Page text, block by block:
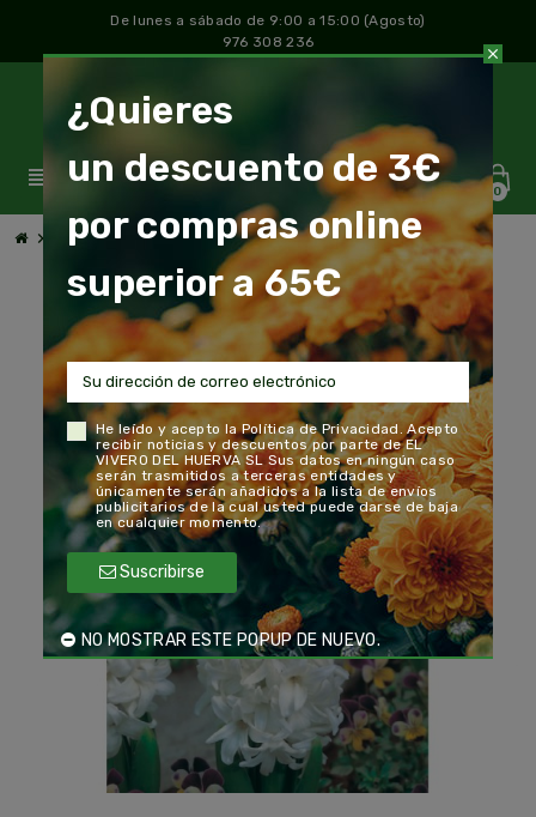
De lunes a sábado de 9:00 a 15:00 (Agosto)
976 308 236
view_headline 0
chevron_right Jardín y Huertochevron_right Bulboschevron_rightBulbo Jacinto Blanco
close
¿Quieres
un descuento de 3€
por compras online
superior a 65€
He leído y acepto laPolítica de Privacidad . Acepto
recibir noticias y descuentos por parte de EL
VIVERO DEL HUERVA SL Sus datos en ningún caso
serán trasmitidos a terceras entidades y
únicamente serán añadidos a la lista de envíos
publicitarios de la cual usted puede darse de baja
en cualquier momento.
Suscribirse
NO MOSTRAR ESTE POPUP DE NUEVO.